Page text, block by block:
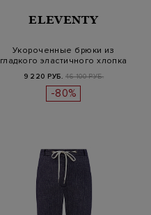
ELEVENTY
Укороченные брюки из
гладкого эластичного хлопка
9 220 РУБ. 46 100 РУБ.
-80%